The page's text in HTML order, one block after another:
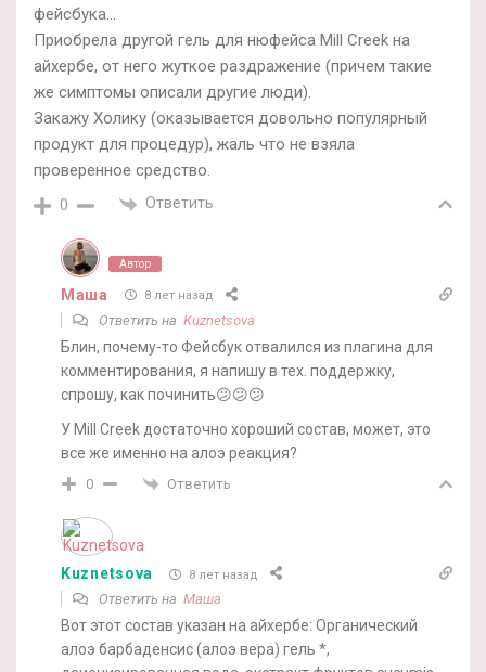
фейсбука…
Приобрела другой гель для нюфейса Mill Creek на
айхербе, от него жуткое раздражение (причем такие
же симптомы описали другие люди).
Закажу Холику (оказывается довольно популярный
продукт для процедур), жаль что не взяла
проверенное средство.
0 Ответить
Автор
Маша 8 лет назад
Ответить на Kuznetsova
Блин, почему-то Фейсбук отвалился из плагина для
комментирования, я напишу в тех. поддержку,
спрошу, как починить😕😕😕
У Mill Creek достаточно хороший состав, может, это
все же именно на алоэ реакция?
0 Ответить
Kuznetsova 8 лет назад
Ответить на Маша
Вот этот состав указан на айхербе: Органический
алоэ барбаденсис (алоэ вера) гель *,